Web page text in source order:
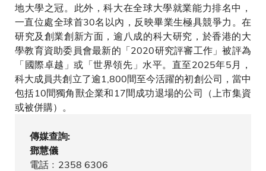
地大學之冠。此外，科大在全球大學就業能力排名中，
一直位處全球首30名以內，反映畢業生極具競爭力。在
研究及創業創新方面，逾八成的科大研究，於香港的大
學教育資助委員會最新的「2020研究評審工作」被評為
「國際卓越」或「世界領先」水平。直至2025年5月，
科大成員共創立了逾1,800間至今活躍的初創公司，當中
包括10間獨角獸企業和17間成功退場的公司（上市集資
或被併購）。
傳媒查詢:
鄧慧儀
電話﹕2358 6306